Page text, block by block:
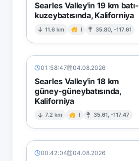
Searles Valley'in 19 km batı-
kuzeybatısında, Kaliforniya
11.6 km I 35.80, -117.61
01:58:47 04.08.2026
Searles Valley'in 18 km
güney-güneybatısında,
Kaliforniya
7.2 km I 35.61, -117.47
00:42:04 04.08.2026